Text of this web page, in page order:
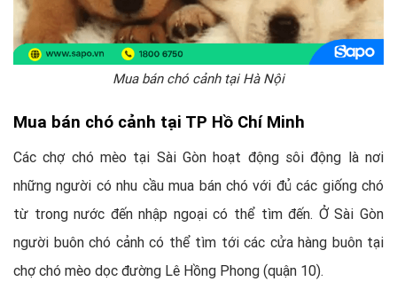
Mua bán chó cảnh tại Hà Nội
Mua bán chó cảnh tại TP Hồ Chí Minh
Các chợ chó mèo tại Sài Gòn hoạt động sôi động là nơi
những người có nhu cầu mua bán chó với đủ các giống chó
từ trong nước đến nhập ngoại có thể tìm đến. Ở Sài Gòn
người buôn chó cảnh có thể tìm tới các cửa hàng buôn tại
chợ chó mèo dọc đường Lê Hồng Phong (quận 10).